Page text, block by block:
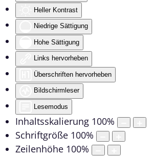
Heller Kontrast
Niedrige Sättigung
Hohe Sättigung
Links hervorheben
Überschriften hervorheben
Bildschirmleser
Lesemodus
Inhaltsskalierung 100%
Schriftgröße 100%
Zeilenhöhe 100%